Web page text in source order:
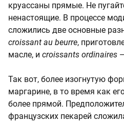
круассаны прямые. Не
ненастоящие. В процессе
сложились две основные
croissant au beurre,
масле, и croissants ordinaires
Так вот, более изогнутую
маргарине, в то время как
более прямой.
французских пекарей